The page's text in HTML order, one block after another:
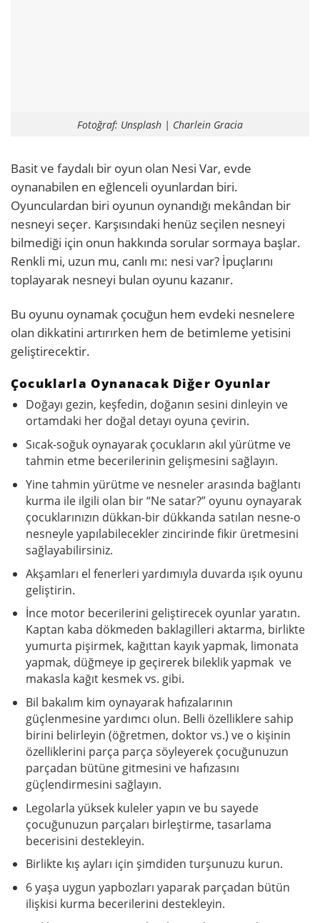
Fotoğraf: Unsplash | Charlein Gracia
Basit ve faydalı bir oyun olan Nesi Var, evde
oynanabilen en eğlenceli oyunlardan biri.
Oyunculardan biri oyunun oynandığı mekândan bir
nesneyi seçer. Karşısındaki henüz seçilen nesneyi
bilmediği için onun hakkında sorular sormaya başlar.
Renkli mi, uzun mu, canlı mı: nesi var? İpuçlarını
toplayarak nesneyi bulan oyunu kazanır.
Bu oyunu oynamak çocuğun hem evdeki nesnelere
olan dikkatini artırırken hem de betimleme yetisini
geliştirecektir.
Çocuklarla Oynanacak Diğer Oyunlar
Doğayı gezin, keşfedin, doğanın sesini dinleyin ve
ortamdaki her doğal detayı oyuna çevirin.
Sıcak-soğuk oynayarak çocukların akıl yürütme ve
tahmin etme becerilerinin gelişmesini sağlayın.
Yine tahmin yürütme ve nesneler arasında bağlantı
kurma ile ilgili olan bir “Ne satar?” oyunu oynayarak
çocuklarınızın dükkan-bir dükkanda satılan nesne-o
nesneyle yapılabilecekler zincirinde fikir üretmesini
sağlayabilirsiniz.
Akşamları el fenerleri yardımıyla duvarda ışık oyunu
geliştirin.
İnce motor becerilerini geliştirecek oyunlar yaratın.
Kaptan kaba dökmeden baklagilleri aktarma, birlikte
yumurta pişirmek, kağıttan kayık yapmak, limonata
yapmak, düğmeye ip geçirerek bileklik yapmak ve
makasla kağıt kesmek vs. gibi.
Bil bakalım kim oynayarak hafızalarının
güçlenmesine yardımcı olun. Belli özelliklere sahip
birini belirleyin (öğretmen, doktor vs.) ve o kişinin
özelliklerini parça parça söyleyerek çocuğunuzun
parçadan bütüne gitmesini ve hafızasını
güçlendirmesini sağlayın.
Legolarla yüksek kuleler yapın ve bu sayede
çocuğunuzun parçaları birleştirme, tasarlama
becerisini destekleyin.
Birlikte kış ayları için şimdiden turşunuzu kurun.
6 yaşa uygun yapbozları yaparak parçadan bütün
ilişkisi kurma becerilerini destekleyin.